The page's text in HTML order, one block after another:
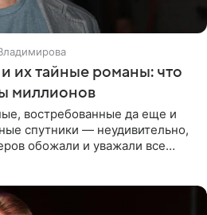
их тайные романы: что
миллионов
востребованные да еще и
спутники — неудивительно,
обожали и уважали все